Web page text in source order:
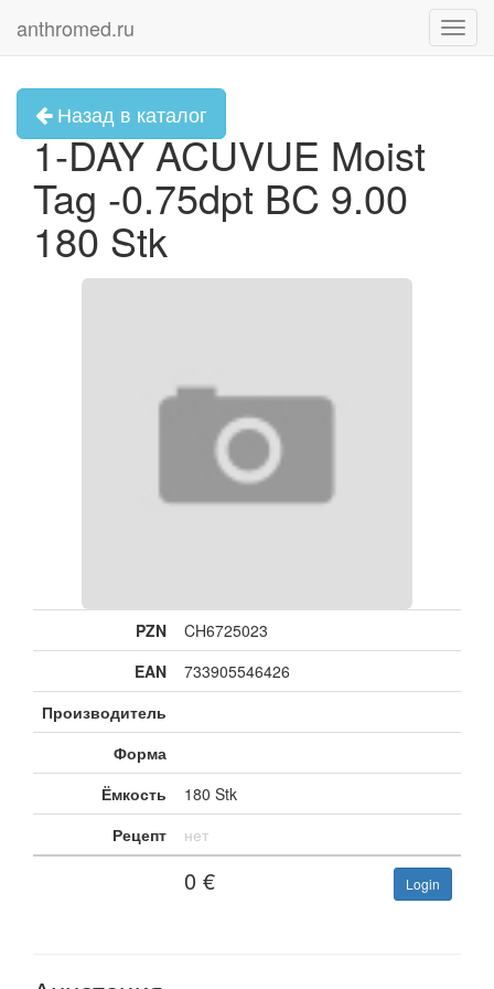
anthromed.ru
Назад в каталог
1-DAY ACUVUE Moist
Tag -0.75dpt BC 9.00
180 Stk
PZN
CH6725023
EAN
733905546426
Производитель
Форма
Ёмкость
180 Stk
Рецепт
нет
0 € Login